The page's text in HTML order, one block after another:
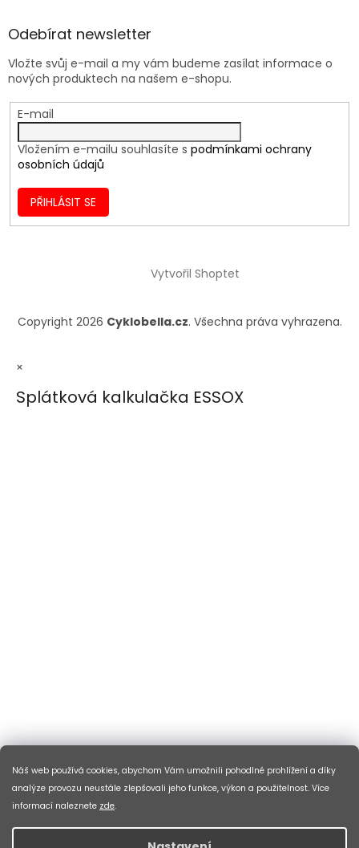
Náš web používá cookies, abychom Vám umožnili pohodlné prohlížení a díky
analýze provozu neustále zlepšovali jeho funkce, výkon a použitelnost. Více
informací naleznete zde.
Odebírat newsletter
Vložte svůj e-mail a my vám budeme zasílat informace o
nových produktech na našem e-shopu.
E-mail
Vložením e-mailu souhlasíte s podmínkami ochrany
osobních údajů
PŘIHLÁSIT SE
Vytvořil Shoptet
Copyright 2026 Cyklobella.cz. Všechna práva vyhrazena.
×
Splátková kalkulačka ESSOX